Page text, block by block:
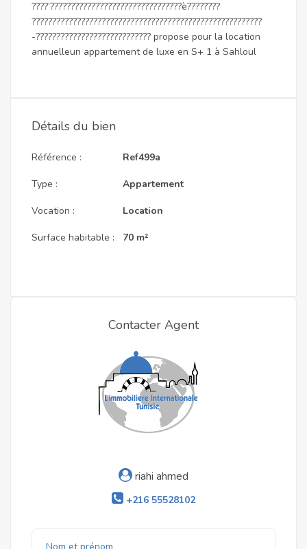
????’????????????????????????????????è????????
????????????????????????????????????????????????????????
-???????????????????????????? propose pour la location
annuelleun appartement de luxe en S+ 1 à Sahloul
Détails du bien
Référence :
Type :
Vocation :
Surface habitable :
Ref499a
Appartement
Location
70 m²
Contacter Agent
riahi ahmed
+216 55528102